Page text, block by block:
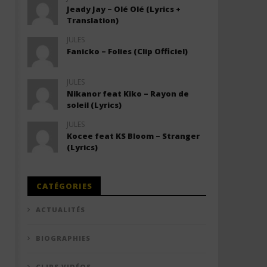
Jeady Jay – Olé Olé (Lyrics +
Translation)
JULES
Fanicko – Folies (Clip Officiel)
JULES
Nikanor feat Kiko – Rayon de
soleil (Lyrics)
JULES
Kocee feat KS Bloom – Stranger
(Lyrics)
CATÉGORIES
ACTUALITÉS
BIOGRAPHIES